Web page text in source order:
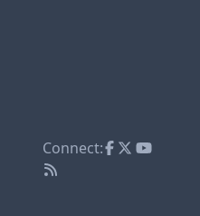
Connect: